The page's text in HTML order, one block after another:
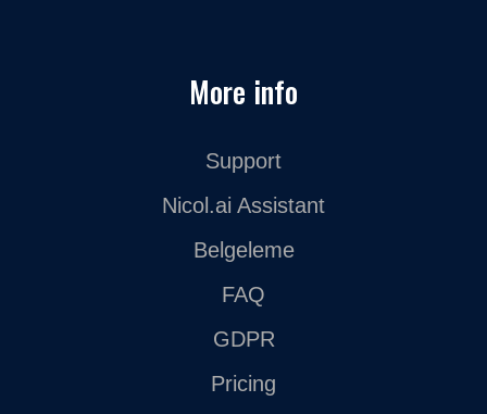
More info
Support
Nicol.ai Assistant
Belgeleme
FAQ
GDPR
Pricing